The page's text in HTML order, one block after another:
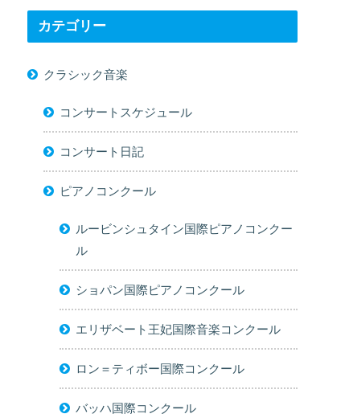
カテゴリー
クラシック音楽
コンサートスケジュール
コンサート日記
ピアノコンクール
ルービンシュタイン国際ピアノコンクー
ル
ショパン国際ピアノコンクール
エリザベート王妃国際音楽コンクール
ロン＝ティボー国際コンクール
バッハ国際コンクール